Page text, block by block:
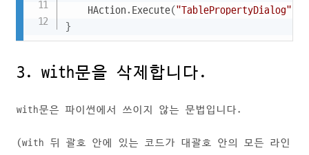
	HAction
. Execute("TablePropertyDialog"
}
3. with문을 삭제합니다.
with문은 파이썬에서 쓰이지 않는 문법입니다.
(with 뒤 괄호 안에 있는 코드가 대괄호 안의 모든 라인